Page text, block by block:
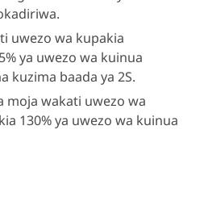
uwezo wa kupakia
ya uwezo wa kuinua
kuzima baada ya 2S.
moja wakati uwezo wa
130% ya uwezo wa kuinua